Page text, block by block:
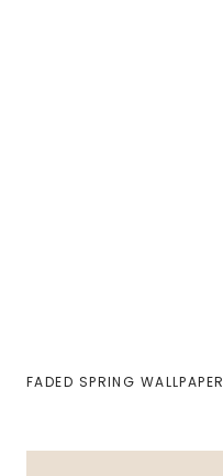
FADED SPRING WALLPAPER